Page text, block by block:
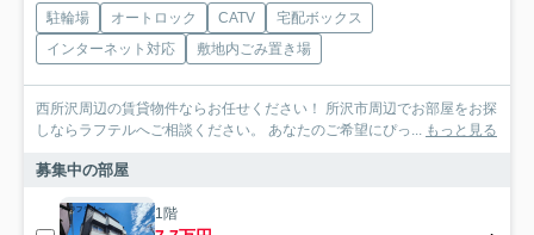
駐輪場 オートロック CATV
宅配ボックス
インターネット対応
敷地内ごみ置き場
西所沢周辺の賃貸物件ならお任せください！ 所沢市周辺でお部屋をお探
しならラフテルへご相談ください。 あなたのご希望にぴっ... もっと見る
募集中の部屋
1階